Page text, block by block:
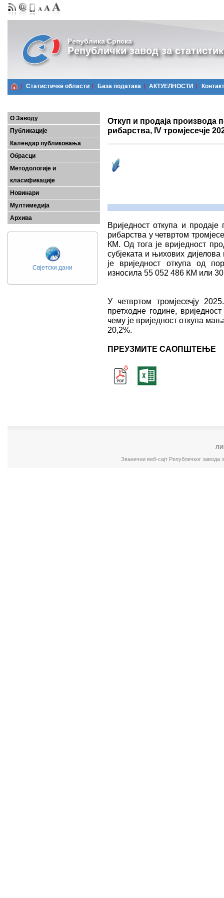
Република Српска
Републички завод за
Статистичке области Базa података АКТУЕЛНОСТИ Контакт
О Заводу
Публикације
Календар публиковања
Обрасци
Методологије и
класификације
Новинари
Мултимедија
Архива
Свјетски дани
Откуп и продаја
рибарства, IV тромјесечје
Вриједност откупа и
рибарства у четвртом
КМ. Од тога је вриједност
субјеката и њихових
је вриједност откупа од
износила 55 052 486 КМ или
У четвртом тромјесечју
претходне године,
чему је вриједност откупа
20,2%.
ПРЕУЗМИТЕ САОПШТЕЊЕ
Званични веб-сајт Републичког